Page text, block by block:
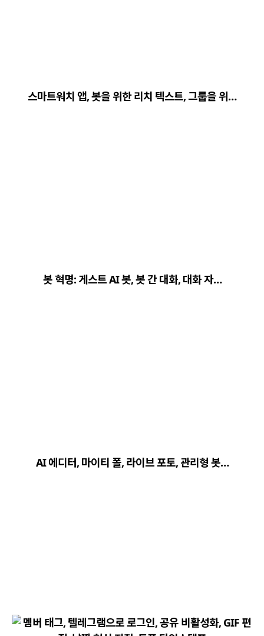
스마트워치 앱, 봇을 위한 리치 텍스트, 그룹을 위…
봇 혁명: 게스트 AI 봇, 봇 간 대화, 대화 자…
AI 에디터, 마이티 폴, 라이브 포토, 관리형 봇…